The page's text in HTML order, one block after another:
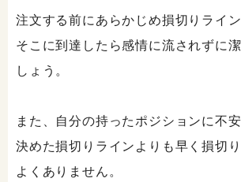
注文する前にあらかじめ損切りライン
そこに到達したら感情に流されずに
しょう。
また、自分の持ったポジションに不
決めた損切りラインよりも早く損切
よくありません。